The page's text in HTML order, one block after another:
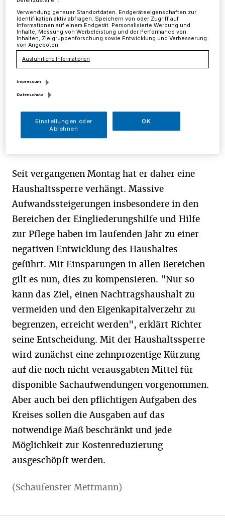
Kreis·Die Haushaltslage des Kreises Mettmann hat
sich verschärft und Kämmerer Martin M. Richter zieht
die Notbremse.
18.08.2015 , 14:17 Uhr
Seit vergangenen Montag hat er daher eine
Haushaltssperre verhängt. Massive
Aufwandssteigerungen insbesondere in den
Bereichen der Eingliederungshilfe und Hilfe
zur Pflege haben im laufenden Jahr zu einer
negativen Entwicklung des Haushaltes
geführt. Mit Einsparungen in allen Bereichen
gilt es nun, dies zu kompensieren. "Nur so
kann das Ziel, einen Nachtragshaushalt zu
vermeiden und den Eigenkapitalverzehr zu
begrenzen, erreicht werden", erklärt Richter
seine Entscheidung. Mit der Haushaltssperre
wird zunächst eine zehnprozentige Kürzung
auf die noch nicht verausgabten Mittel für
disponible Sachaufwendungen vorgenommen.
Aber auch bei den pflichtigen Aufgaben des
Kreises sollen die Ausgaben auf das
notwendige Maß beschränkt und jede
Möglichkeit zur Kostenreduzierung
ausgeschöpft werden.
(Schaufenster Mettmann)
Verwendung genauer Standortdaten. Endgeräteeigenschaften zur
Identifikation aktiv abfragen. Speichern von oder Zugriff auf
Informationen auf einem Endgerät. Personalisierte Werbung und
Inhalte, Messung von Werbeleistung und der Performance von
Inhalten, Zielgruppenforschung sowie Entwicklung und Verbesserung
von Angeboten.
Ausführliche Informationen
Impressum
Datenschutz
Einstellungen oder
Ablehnen
OK